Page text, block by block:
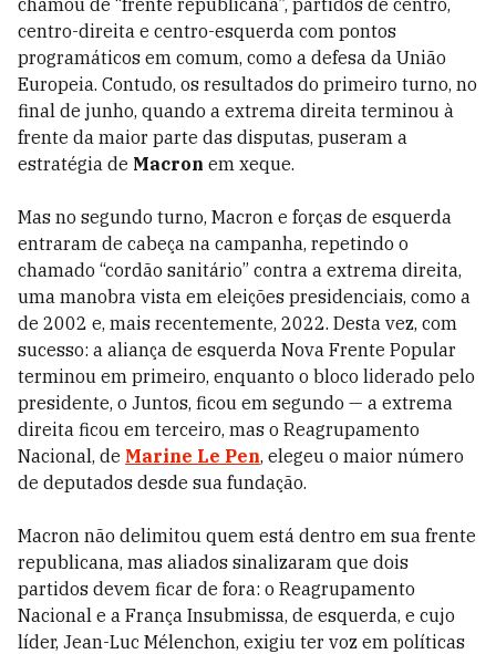
chamou de “frente republicana”, partidos de centro,
centro-direita e centro-esquerda com pontos
programáticos em comum, como a defesa da União
Europeia. Contudo, os resultados do primeiro turno, no
final de junho, quando a extrema direita terminou à
frente da maior parte das disputas, puseram a
estratégia de Macron em xeque.
Mas no segundo turno, Macron e forças de esquerda
entraram de cabeça na campanha, repetindo o
chamado “cordão sanitário” contra a extrema direita,
uma manobra vista em eleições presidenciais, como a
de 2002 e, mais recentemente, 2022. Desta vez, com
sucesso: a aliança de esquerda Nova Frente Popular
terminou em primeiro, enquanto o bloco liderado pelo
presidente, o Juntos, ficou em segundo — a extrema
direita ficou em terceiro, mas o Reagrupamento
Nacional, de Marine Le Pen, elegeu o maior número
de deputados desde sua fundação.
Macron não delimitou quem está dentro em sua frente
republicana, mas aliados sinalizaram que dois
partidos devem ficar de fora: o Reagrupamento
Nacional e a França Insubmissa, de esquerda, e cujo
líder, Jean-Luc Mélenchon, exigiu ter voz em políticas